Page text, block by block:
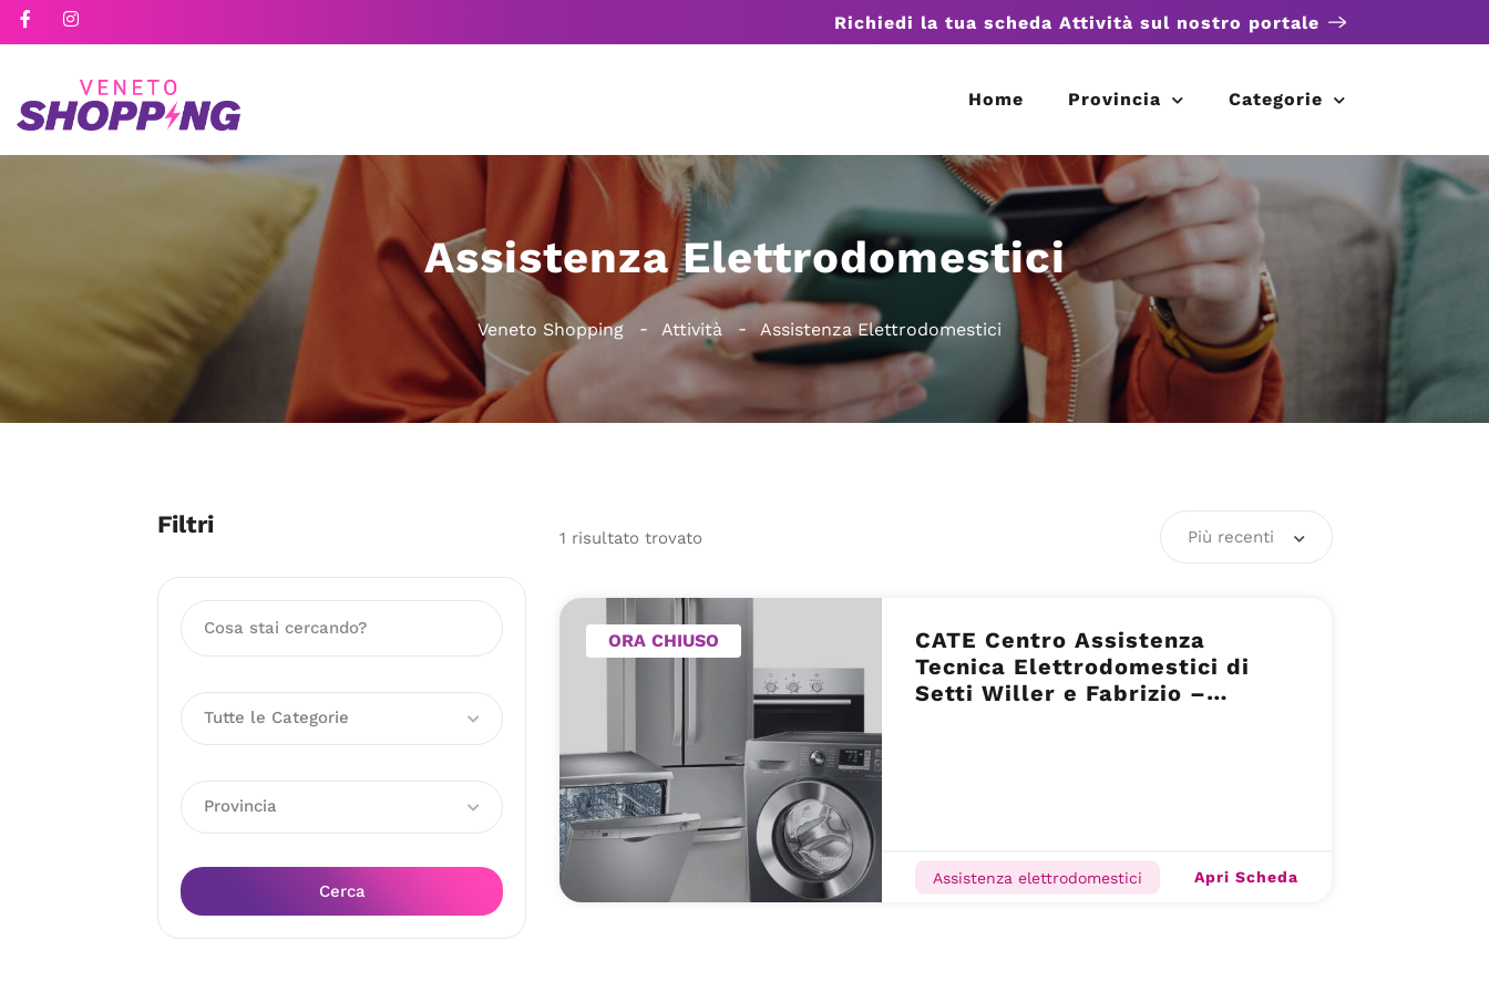
Richiedi la tua scheda Attività sul nostro portale
Home Provincia Categorie
Assistenza Elettrodomestici
Veneto Shopping Attività Assistenza Elettrodomestici
Filtri
Tutte le Categorie
Provincia
Cerca
1 risultato trovato Più recenti
ORA CHIUSO
CATE Centro Assistenza
Tecnica Elettrodomestici di
Setti Willer e Fabrizio –
Assistenza elettrodomestici Apri Scheda